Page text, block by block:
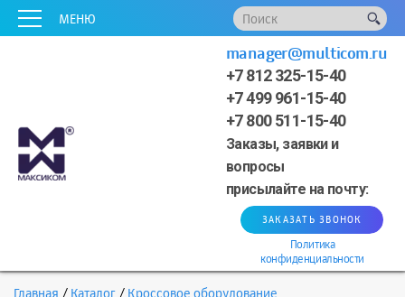
МЕНЮ
+7 812 325-15-40
+7 499 961-15-40
+7 800 511-15-40
Заказы, заявки и
вопросы
присылайте на почту:
manager@multicom.ru
ЗАКАЗАТЬ ЗВОНОК
Политика
конфиденциальности
Главная Каталог
Кроссовое оборудование
xxxxx